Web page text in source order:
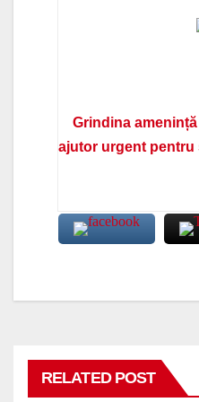
Grindina
ajutor urgent
RELATED POST